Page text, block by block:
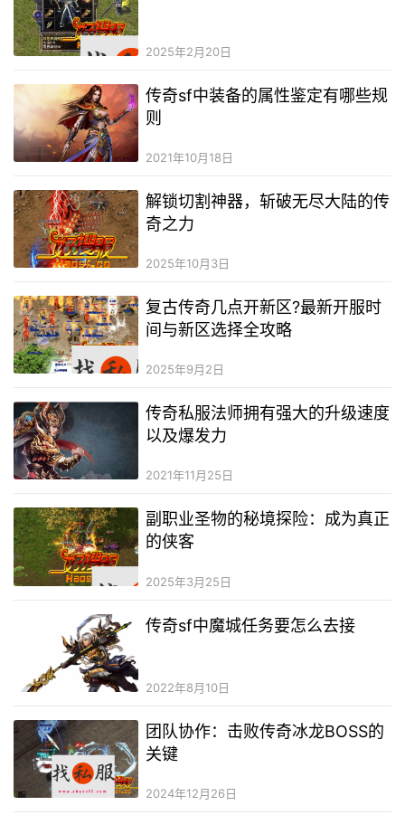
2025年2月20日
传奇sf中装备的属性鉴定有哪些规
则
2021年10月18日
解锁切割神器，斩破无尽大陆的传
奇之力
2025年10月3日
复古传奇几点开新区?最新开服时
间与新区选择全攻略
2025年9月2日
传奇私服法师拥有强大的升级速度
以及爆发力
2021年11月25日
副职业圣物的秘境探险：成为真正
的侠客
2025年3月25日
传奇sf中魔城任务要怎么去接
2022年8月10日
团队协作：击败传奇冰龙BOSS的
关键
2024年12月26日